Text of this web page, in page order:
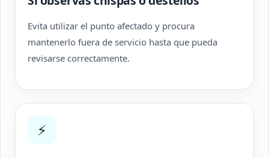
Evita utilizar el punto afectado y procura
mantenerlo fuera de servicio hasta que pueda
revisarse correctamente.
⚡